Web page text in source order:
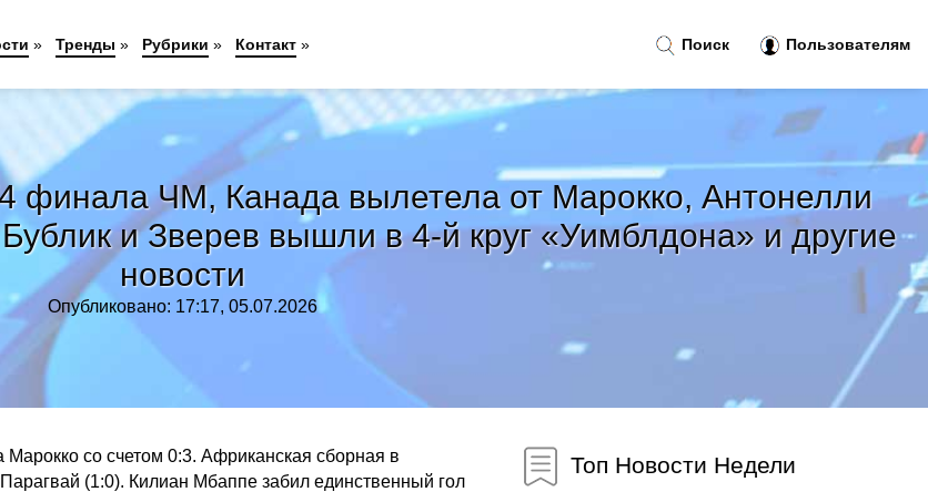
финала ЧМ, Канада вылетела от Марокко, Антонелли
и Зверев вышли в 4-й круг «Уимблдона» и другие
новости
Опубликовано: 17:17, 05.07.2026
со счетом 0:3. Африканская сборная в
(1:0). Килиан Мбаппе забил единственный гол
Топ Новости Недели
Поиск Пользователям
» Тренды » Рубрики » Контакт »